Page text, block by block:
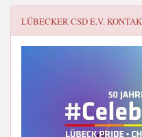
LÜBECKER CSD E.V.